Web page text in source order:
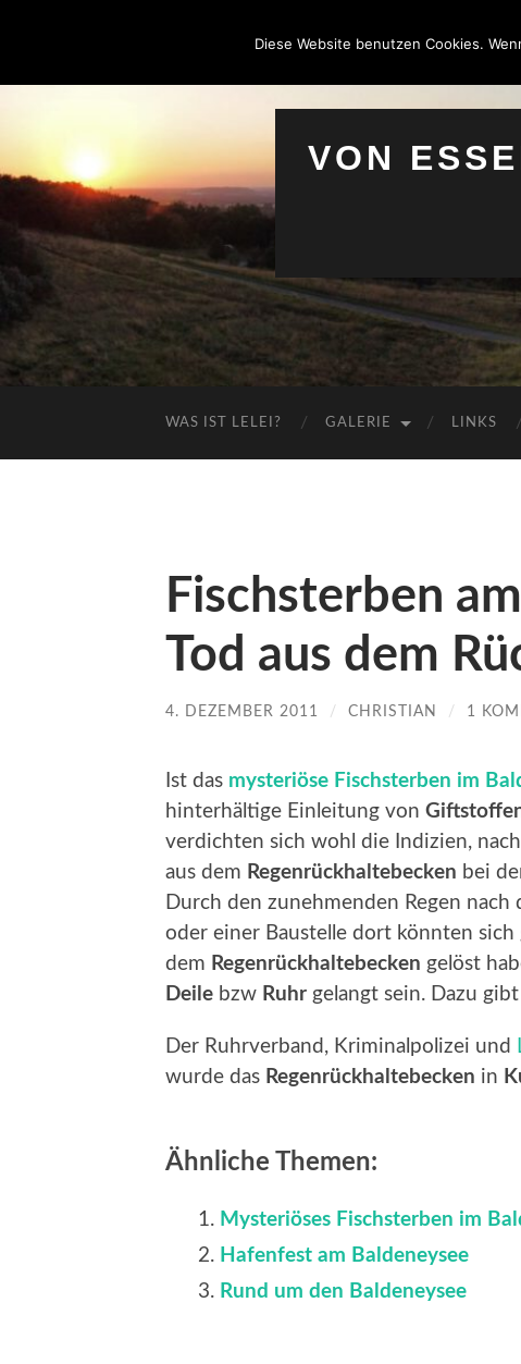
VON
WAS IST LELEI? GALERIE LINKS
Fischsterben
Tod aus dem
4. DEZEMBER 2011 / CHRISTIAN / 1
Ist das mysteriöse Fischsterben im
hinterhältige Einleitung von
verdichten sich wohl die Indizien,
aus dem Regenrückhaltebecken bei
Durch den zunehmenden Regen
oder einer Baustelle dort könnten
dem Regenrückhaltebecken gelöst
Deile bzw Ruhr gelangt sein. Dazu
Der Ruhrverband, Kriminalpolizei und
wurde das Regenrückhaltebecken in
Ähnliche Themen:
Mysteriöses Fischsterben im
Hafenfest am Baldeneysee
Rund um den Baldeneysee
Diese Website benutzen Cookies.